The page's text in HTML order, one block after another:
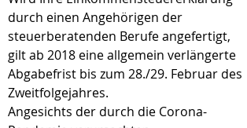
durch einen Angehörigen der
steuerberatenden Berufe angefertigt,
gilt ab 2018 eine allgemein verlängerte
Abgabefrist bis zum 28./29. Februar des
Zweitfolgejahres.
Angesichts der durch die Corona-